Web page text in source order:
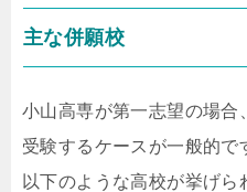
主な併願校
小山高専が第一志望の場合
受験するケースが一般的で
以下のような高校が挙げら